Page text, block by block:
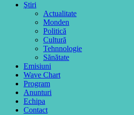
Ştiri
Actualitate
Monden
Politică
Cultură
Tehnnologie
Sănătate
Emisiuni
Wave Chart
Program
Anunturi
Echipa
Contact